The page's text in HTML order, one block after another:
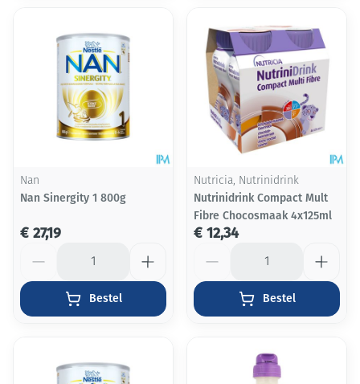
Nan
Nan Sinergity 1 800g
€ 27,19
Bestel
Nutricia, Nutrinidrink
Nutrinidrink Compact Mult
Fibre Chocosmaak 4x125ml
€ 12,34
Bestel